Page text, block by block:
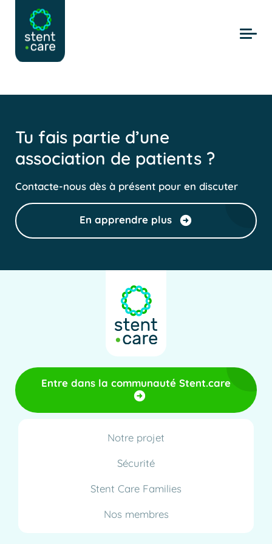
Skip to main content
Tu fais partie d’une
association de patients ?
Contacte-nous dès à présent pour en discuter
En apprendre plus
Entre dans la communauté Stent.care
Notre projet
Sécurité
Stent Care Families
Nos membres